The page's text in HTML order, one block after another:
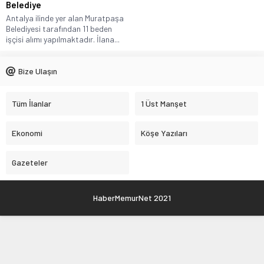
Belediye
Antalya ilinde yer alan Muratpaşa
Belediyesi tarafından 11 beden
işçisi alımı yapılmaktadır. İlana...
Bize Ulaşın
Tüm İlanlar 1 Üst Manşet
Ekonomi Köşe Yazıları
Gazeteler
HaberMemurNet 2021